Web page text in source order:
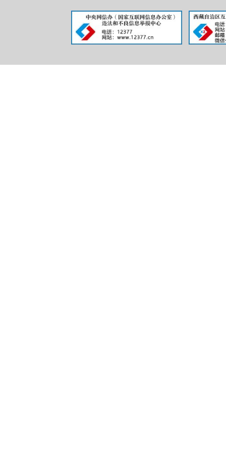
（十二）
自治区、市级
单位文化创意